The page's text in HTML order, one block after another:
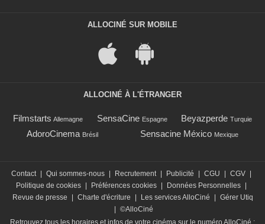
ALLOCINÉ SUR MOBILE
ALLOCINÉ À L'ÉTRANGER
Filmstarts Allemagne SensaCine Espagne Beyazperde Turquie
AdoroCinema Brésil Sensacine México Mexique
Contact Qui sommes-nous Recrutement Publicité CGU CGV
Politique de cookies
Préférences cookies Données Personnelles
Revue de presse
Charte d'écriture Les services AlloCiné
Gérer Utiq
©AlloCiné
Retrouvez tous les horaires et infos de votre cinéma sur le numéro AlloCiné :